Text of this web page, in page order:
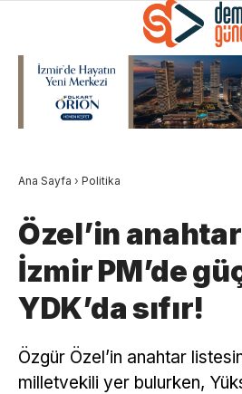
Ana Sayfa › Politika
Özel’in
İzmir PM’de
YDK’da sıfır!
Özgür Özel’in anahtar
milletvekili yer bulurken,